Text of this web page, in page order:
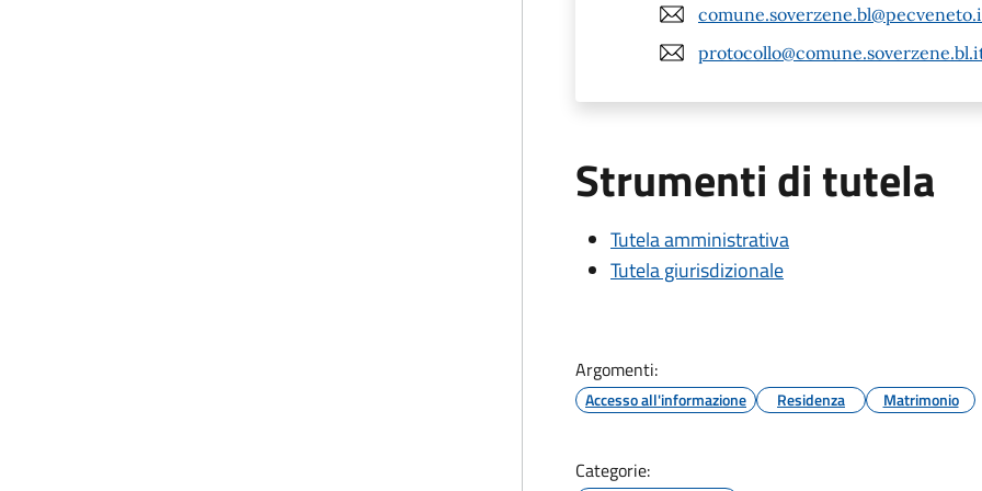
Strumenti di tutela
Tutela amministrativa
Tutela giurisdizionale
Argomenti:
Accesso all'informazione Residenza Matrimonio
Categorie: